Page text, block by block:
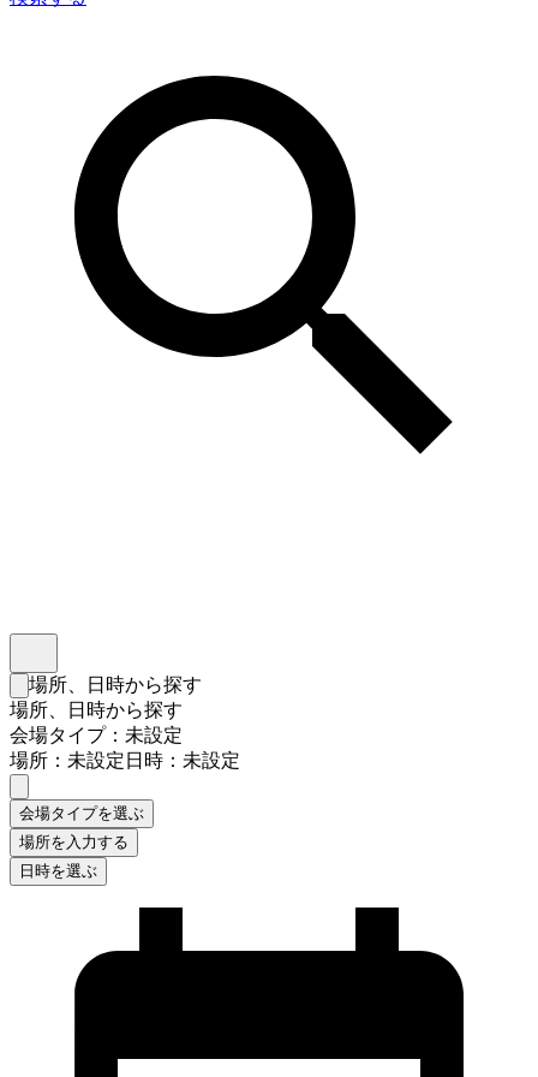
検索フォームを閉じる
場所、日時から探す
場所、日時から探す
会場タイプ：未設定
場所：未設定日時：未設定
会場タイプを選ぶ
場所を入力する
日時を選ぶ